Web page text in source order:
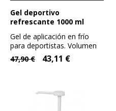
Gel deportivo
refrescante 1000 ml
Gel de aplicación en frío
para deportistas. Volumen
1000 ml. Versión masaje....
47,90 € 43,11 €